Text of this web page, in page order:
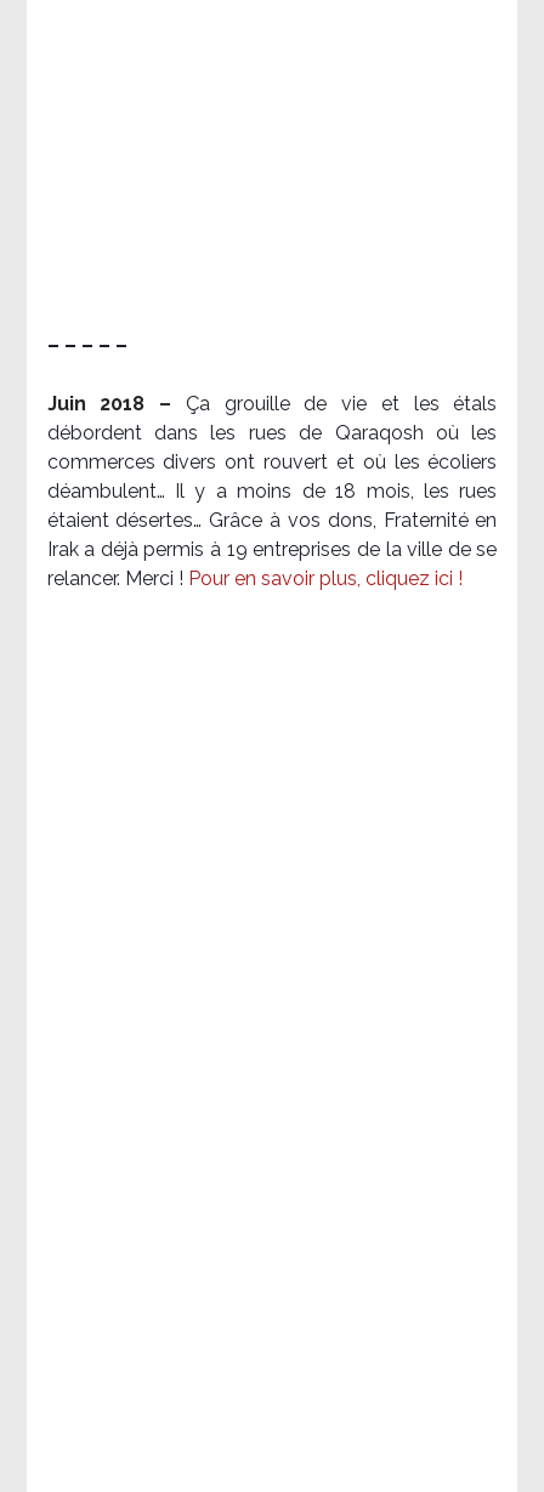
– – – – –
Juin 2018 – Ça grouille de vie et les étals
débordent dans les rues de Qaraqosh où les
commerces divers ont rouvert et où les écoliers
déambulent… Il y a moins de 18 mois, les rues
étaient désertes… Grâce à vos dons, Fraternité en
Irak a déjà permis à 19 entreprises de la ville de se
relancer. Merci ! Pour en savoir plus, cliquez ici !